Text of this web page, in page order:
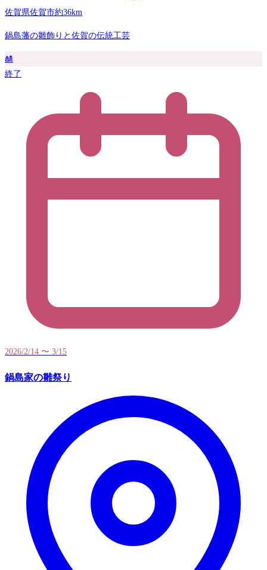
佐賀県佐賀市約36km
鍋島藩の雛飾りと佐賀の伝統工芸
🎎
終了
2026/2/14 〜 3/15
鍋島家の雛祭り